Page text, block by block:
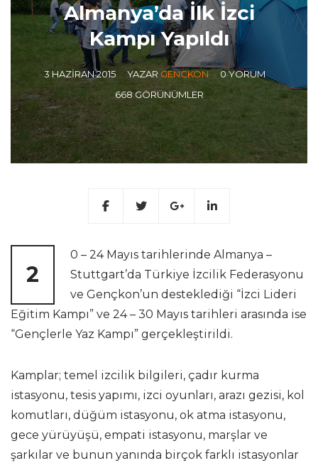
Almanya’da İlk İzci
Kampı Yapıldı
3 HAZIRAN 2015 YAZARGENCKON
0 YORUM
668 GÖRÜNÜMLER
2
0 – 24 Mayıs tarihlerinde Almanya –
Stuttgart’da Türkiye İzcilik Federasyonu
ve Gençkon’un desteklediği “İzci Lideri
Eğitim Kampı” ve 24 – 30 Mayıs tarihleri arasında ise
“Gençlerle Yaz Kampı” gerçekleştirildi.
Kamplar; temel izcilik bilgileri, çadır kurma
istasyonu, tesis yapımı, izci oyunları, arazı gezisi, kol
komutları, düğüm istasyonu, ok atma istasyonu,
gece yürüyüşü, empati istasyonu, marşlar ve
şarkılar ve bunun yanında birçok farklı istasyonlar